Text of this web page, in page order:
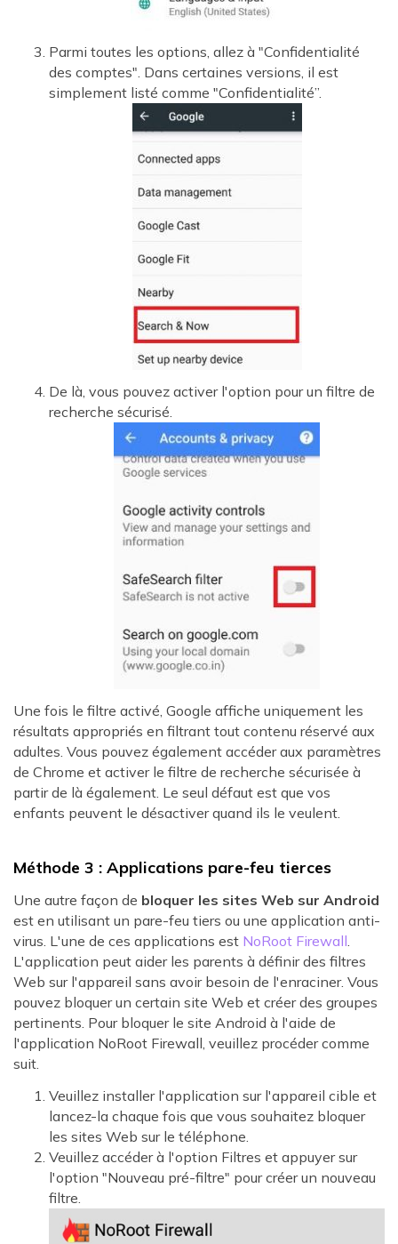
Parmi toutes les options, allez à "Confidentialité
des comptes". Dans certaines versions, il est
simplement listé comme "Confidentialité”.
De là, vous pouvez activer l'option pour un filtre de
recherche sécurisé.
Une fois le filtre activé, Google affiche uniquement les
résultats appropriés en filtrant tout contenu réservé aux
adultes. Vous pouvez également accéder aux paramètres
de Chrome et activer le filtre de recherche sécurisée à
partir de là également. Le seul défaut est que vos
enfants peuvent le désactiver quand ils le veulent.
Méthode 3 : Applications pare-feu tierces
Une autre façon de bloquer les sites Web sur Android
est en utilisant un pare-feu tiers ou une application anti-
virus. L'une de ces applications est NoRoot Firewall.
L'application peut aider les parents à définir des filtres
Web sur l'appareil sans avoir besoin de l'enraciner. Vous
pouvez bloquer un certain site Web et créer des groupes
pertinents. Pour bloquer le site Android à l'aide de
l'application NoRoot Firewall, veuillez procéder comme
suit.
Veuillez installer l'application sur l'appareil cible et
lancez-la chaque fois que vous souhaitez bloquer
les sites Web sur le téléphone.
Veuillez accéder à l'option Filtres et appuyer sur
l'option "Nouveau pré-filtre" pour créer un nouveau
filtre.